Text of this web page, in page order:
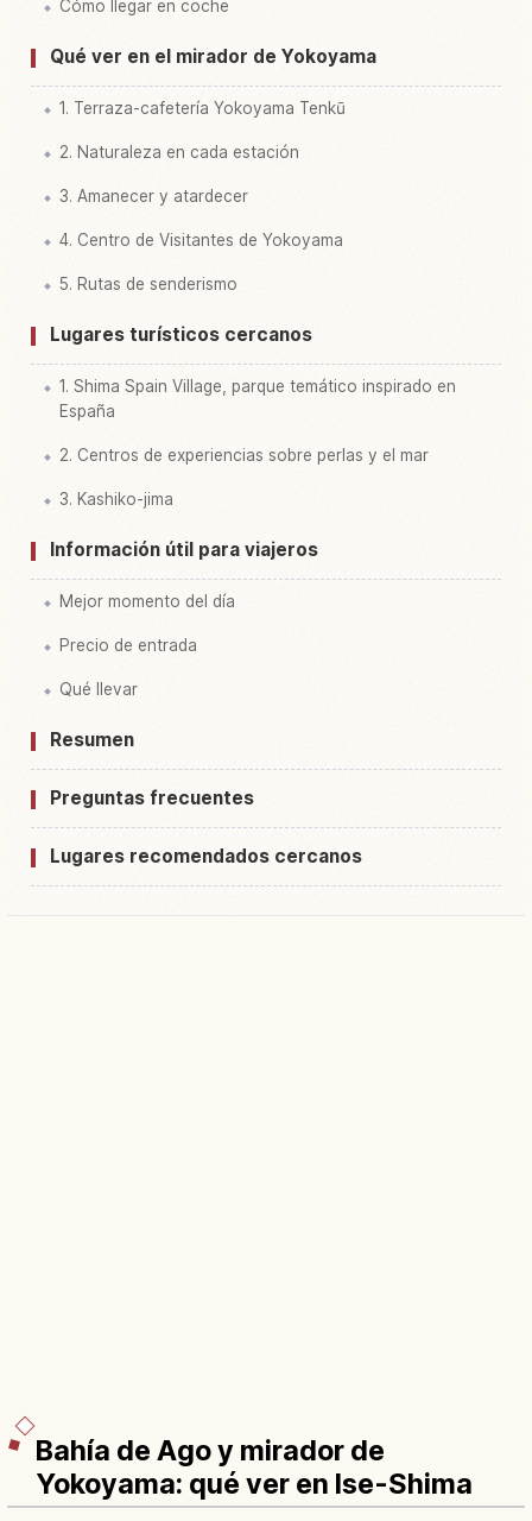
Cómo llegar en coche
Qué ver en el mirador de Yokoyama
1. Terraza-cafetería Yokoyama Tenkū
2. Naturaleza en cada estación
3. Amanecer y atardecer
4. Centro de Visitantes de Yokoyama
5. Rutas de senderismo
Lugares turísticos cercanos
1. Shima Spain Village, parque temático inspirado en
España
2. Centros de experiencias sobre perlas y el mar
3. Kashiko-jima
Información útil para viajeros
Mejor momento del día
Precio de entrada
Qué llevar
Resumen
Preguntas frecuentes
Lugares recomendados cercanos
Bahía de Ago y mirador de
Yokoyama: qué ver en Ise-Shima